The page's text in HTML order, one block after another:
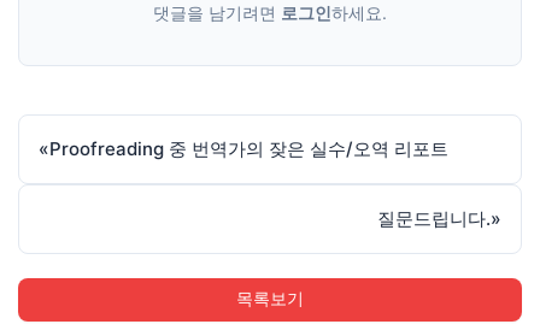
댓글을 남기려면 로그인하세요.
«Proofreading 중 번역가의 잦은 실수/오역 리포트
질문드립니다.»
목록보기